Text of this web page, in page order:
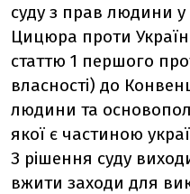
суду з прав людини у
Цицюра проти
статтю 1 першого
власності) до
людини та
якої є частиною
З рішення суду
вжити заходи для